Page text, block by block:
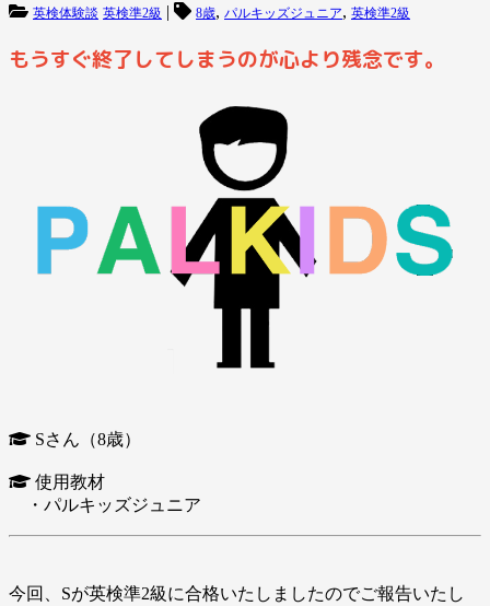
英検体験談 英検準2級 | 8歳, パルキッズジュニア, 英検準2級
もうすぐ終了してしまうのが心より残念です。
Sさん（8歳）
使用教材
・パルキッズジュニア
今回、Sが英検準2級に合格いたしましたのでご報告いたし